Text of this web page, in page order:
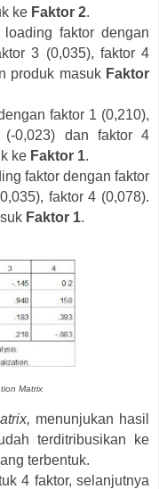
ke Faktor 2.
faktor dengan
3 (0,035), faktor 4
produk masuk Faktor
faktor 1 (0,210),
0,023) dan faktor 4
ke Faktor 1.
faktor dengan faktor
faktor 4 (0,078).
Faktor 1.
Matrix
menunjukan hasil
terditribusikan ke
terbentuk.
4 faktor, selanjutnya